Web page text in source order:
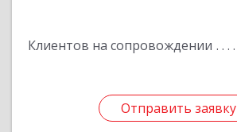
Клиентов на сопровождении
Отправить заявку
Отправить заявку